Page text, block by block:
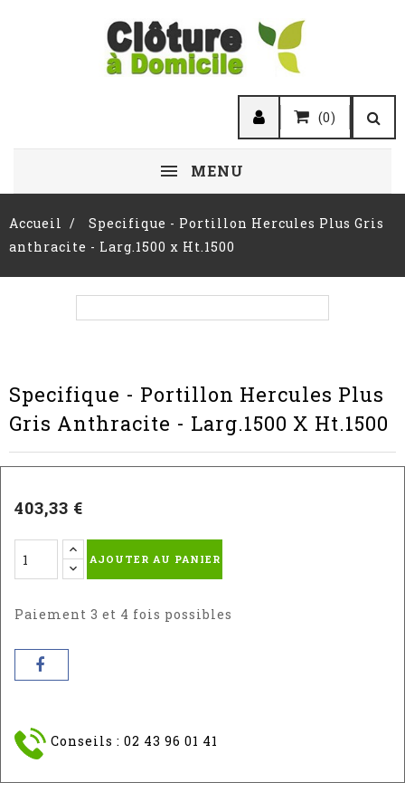
(0)
MENU
Accueil
Specifique - Portillon Hercules Plus Gris
anthracite - Larg.1500 x Ht.1500
Specifique - Portillon Hercules Plus
Gris Anthracite - Larg.1500 X Ht.1500
403,33 €
AJOUTER AU PANIER
Paiement 3 et 4 fois possibles
Conseils : 02 43 96 01 41